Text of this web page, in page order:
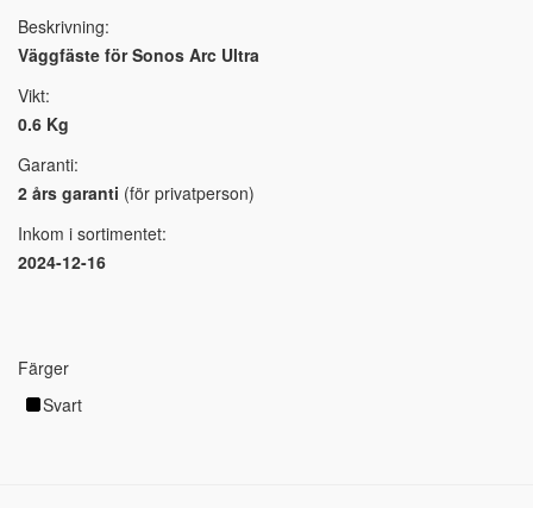
Beskrivning:
Väggfäste för Sonos Arc Ultra
Vikt:
0.6 Kg
Garanti:
2 års garanti (för privatperson)
Inkom i sortimentet:
2024-12-16
Färger
Svart